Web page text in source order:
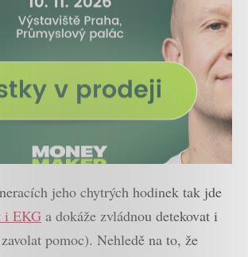
jeho chytrých hodinek tak jde
i EKG a dokáže zvládnou detekovat i
pomoc). Nehledě na to, že